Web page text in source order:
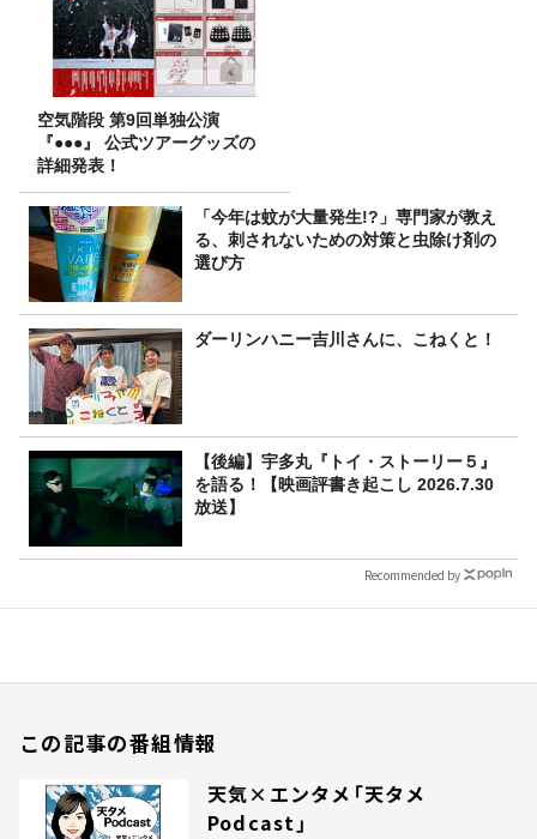
空気階段 第9回単独公演
『●●●』 公式ツアーグッズの
詳細発表！
「今年は蚊が大量発生!?」専門家が教え
る、刺されないための対策と虫除け剤の
選び方
ダーリンハニー吉川さんに、こねくと！
【後編】宇多丸『トイ・ストーリー５』
を語る！【映画評書き起こし 2026.7.30
放送】
Recommended by
この記事の番組情報
天気×エンタメ「天タメ
Podcast」